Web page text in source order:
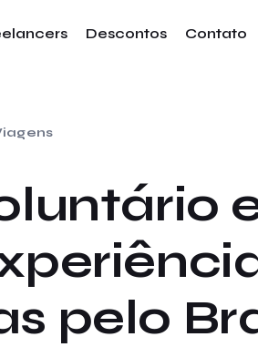
Descontos Contato
pelo